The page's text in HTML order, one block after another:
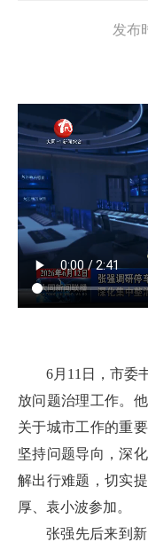
发布
6月11日，市委
放问题治理工作。
关于城市工作的重
坚持问题导向，深
解出行难题，切实
厚、袁小波参加。
张强先后来到